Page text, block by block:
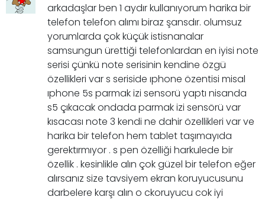
arkadaşlar ben 1 aydır kullanıyorum harika bir
telefon telefon alımı biraz şansdır. olumsuz
yorumlarda çok küçük istisnanalar
samsungun ürettiği telefonlardan en iyisi note
serisi çünkü note serisinin kendine özgü
özellikleri var s seriside ıphone özentisi misal
ıphone 5s parmak izi sensorü yaptı nisanda
s5 çıkacak ondada parmak izi sensörü var
kısacası note 3 kendi ne dahir özellikleri var ve
harika bir telefon hem tablet taşımayıda
gerektırmıyor . s pen özelliği harkulede bir
özellik . kesinlikle alın çok güzel bir telefon eğer
alırsanız size tavsiyem ekran koruyucusunu
darbelere karşı alın o ckoruyucu cok iyi